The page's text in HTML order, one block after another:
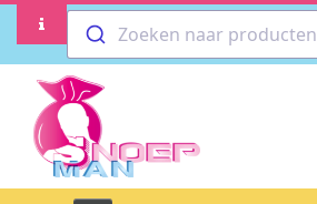
Zoeken naar producten